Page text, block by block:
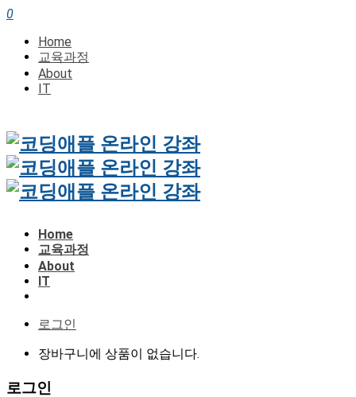
0
Home
교육과정
About
IT
Home
교육과정
About
IT
로그인
장바구니에 상품이 없습니다.
로그인